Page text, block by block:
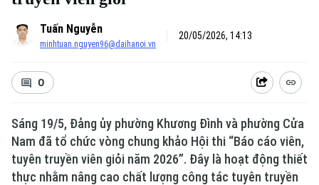
Tuấn Nguyễn
minhtuan.nguyen96@daihanoi.vn
20/05/2026, 14:13
0
Sáng 19/5, Đảng ủy phường Khương Đình và phường Cửa
Nam đã tổ chức vòng chung khảo Hội thi “Báo cáo viên,
tuyên truyền viên giỏi năm 2026”. Đây là hoạt động thiết
thực nhằm nâng cao chất lượng công tác tuyên truyền